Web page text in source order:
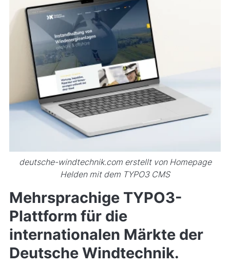
Mehrsprachige TYPO3-
Plattform für die
internationalen Märkte der
Deutsche Windtechnik.
deutsche-windtechnik.com erstellt von Homepage
Helden mit dem TYPO3 CMS